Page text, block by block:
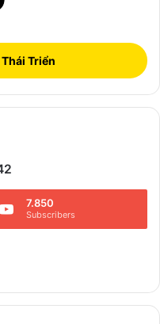
Triển
7.850
Subscribers